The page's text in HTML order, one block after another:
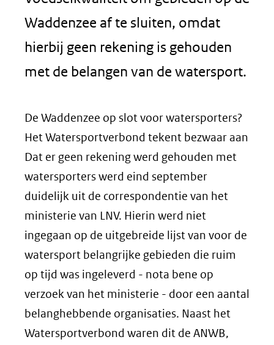
Waddenzee af te sluiten, omdat
hierbij geen rekening is gehouden
met de belangen van de watersport.
De Waddenzee op slot voor watersporters?
Het Watersportverbond tekent bezwaar aan
Dat er geen rekening werd gehouden met
watersporters werd eind september
duidelijk uit de correspondentie van het
ministerie van LNV. Hierin werd niet
ingegaan op de uitgebreide lijst van voor de
watersport belangrijke gebieden die ruim
op tijd was ingeleverd - nota bene op
verzoek van het ministerie - door een aantal
belanghebbende organisaties. Naast het
Watersportverbond waren dit de ANWB,